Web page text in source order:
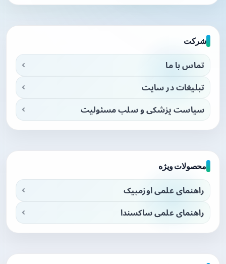
شرکت
تماس با ما
تبلیغات در سایت
سیاست پزشکی و سلب مسئولیت
محصولات ویژه
راهنمای علمی اوزمپیک
راهنمای علمی ساکسندا